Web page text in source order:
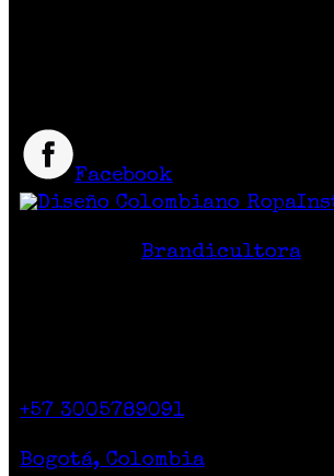
Facebook
Brandicultora
+57 3005789091
Bogotá, Colombia